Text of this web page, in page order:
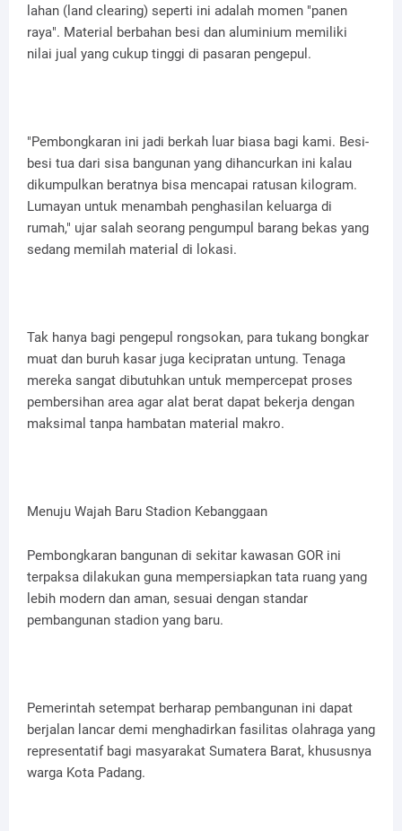
lahan (land clearing) seperti ini adalah momen "panen
raya". Material berbahan besi dan aluminium memiliki
nilai jual yang cukup tinggi di pasaran pengepul.
"Pembongkaran ini jadi berkah luar biasa bagi kami. Besi-
besi tua dari sisa bangunan yang dihancurkan ini kalau
dikumpulkan beratnya bisa mencapai ratusan kilogram.
Lumayan untuk menambah penghasilan keluarga di
rumah," ujar salah seorang pengumpul barang bekas yang
sedang memilah material di lokasi.
Tak hanya bagi pengepul rongsokan, para tukang bongkar
muat dan buruh kasar juga kecipratan untung. Tenaga
mereka sangat dibutuhkan untuk mempercepat proses
pembersihan area agar alat berat dapat bekerja dengan
maksimal tanpa hambatan material makro.
Menuju Wajah Baru Stadion Kebanggaan
Pembongkaran bangunan di sekitar kawasan GOR ini
terpaksa dilakukan guna mempersiapkan tata ruang yang
lebih modern dan aman, sesuai dengan standar
pembangunan stadion yang baru.
Pemerintah setempat berharap pembangunan ini dapat
berjalan lancar demi menghadirkan fasilitas olahraga yang
representatif bagi masyarakat Sumatera Barat, khususnya
warga Kota Padang.